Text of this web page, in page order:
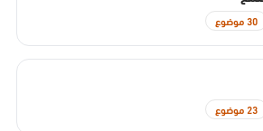
30 موضوع
23 موضوع